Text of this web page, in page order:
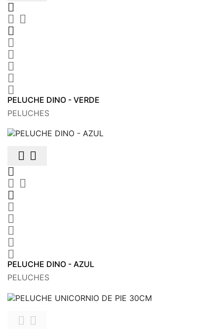

 






PELUCHE DINO - VERDE
PELUCHES











PELUCHE DINO - AZUL
PELUCHES
 